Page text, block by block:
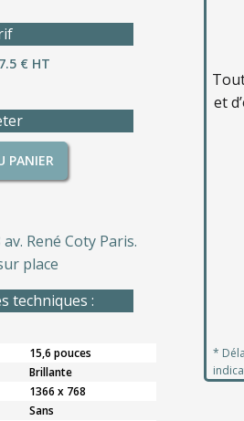
€ HT
PANIER
René Coty Paris.
place
techniques :
15,6 pouces
Brillante
1366 x 768
Sans
et
*